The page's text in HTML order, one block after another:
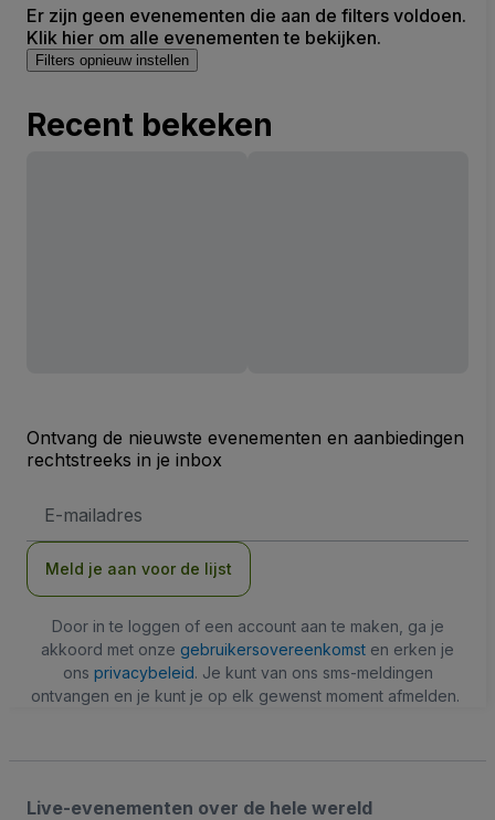
Er zijn geen evenementen die aan de filters voldoen.
Klik hier om alle evenementen te bekijken.
Filters opnieuw instellen
Recent bekeken
Ontvang de nieuwste evenementen en aanbiedingen
rechtstreeks in je inbox
mailadres
Meld je aan voor de lijst
Door in te loggen of een account aan te maken, ga je
akkoord met onze gebruikersovereenkomst en erken je
ons privacybeleid. Je kunt van ons sms-meldingen
ontvangen en je kunt je op elk gewenst moment afmelden.
Live-evenementen over de hele wereld